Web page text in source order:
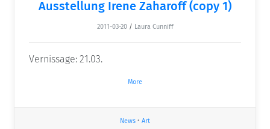
Ausstellung Irene Zaharoff (copy 1)
2011-03-20 / Laura Cunniff
Vernissage: 21.03.
More
News • Art